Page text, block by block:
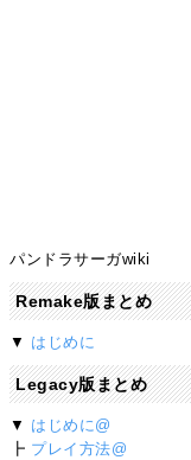
パンドラサーガwiki
Remake版まとめ
▼ はじめに
Legacy版まとめ
▼ はじめに@
┣ プレイ方法@